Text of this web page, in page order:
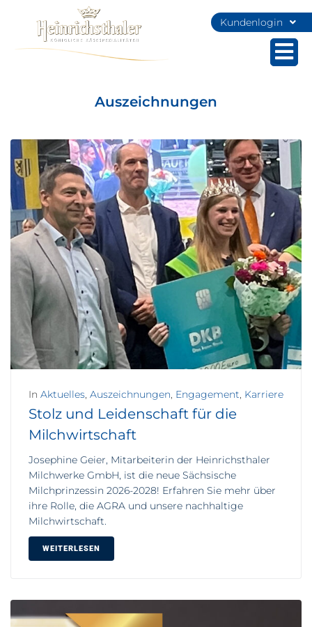
Kundenlogin
Auszeichnungen
In Aktuelles, Auszeichnungen, Engagement, Karriere
Stolz und Leidenschaft für die
Milchwirtschaft
Josephine Geier, Mitarbeiterin der Heinrichsthaler
Milchwerke GmbH, ist die neue Sächsische
Milchprinzessin 2026-2028! Erfahren Sie mehr über
ihre Rolle, die AGRA und unsere nachhaltige
Milchwirtschaft.
WEITERLESEN